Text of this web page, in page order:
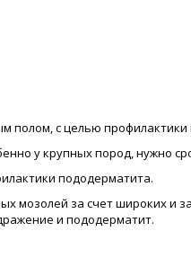
полом, с целью
у крупных пород, нужно
пододерматита.
за счет широких и
и пододерматит.